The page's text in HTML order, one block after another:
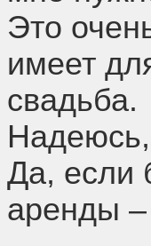
Это
имеет
свадьба.
Да, если
аренды